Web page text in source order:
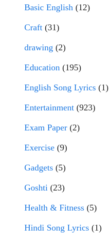
Basic English (12)
Craft (31)
drawing (2)
Education (195)
English Song Lyrics (1)
Entertainment (923)
Exam Paper (2)
Exercise (9)
Gadgets (5)
Goshti (23)
Health & Fitness (5)
Hindi Song Lyrics (1)